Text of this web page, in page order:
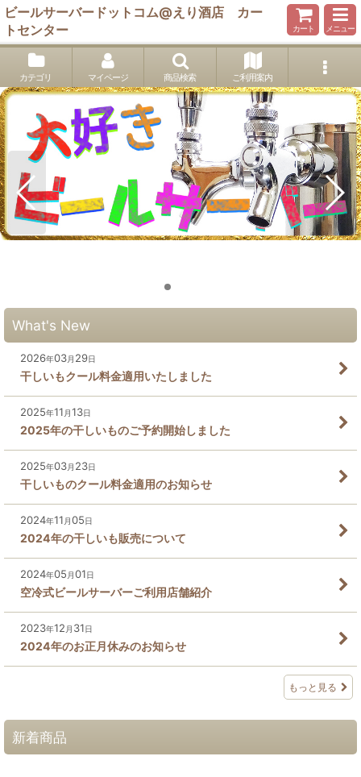
ビールサーバードットコム@えり酒店 カー
トセンター
カート メニュー
カテゴリ マイページ 商品検索 ご利用案内
What's New
2026年03月 29日
干しいもクール料金適用いたしました
2025年11 月13日
2025年の干しいものご予約開始しました
2025年03月 23日
干しいものクール料金適用のお知らせ
2024年11 月05日
2024年の干しいも販売について
2024年05 月01日
空冷式ビールサーバーご利用店舗紹介
2023年12 月 31日
2024年のお正月休みのお知らせ
もっと見る
新着商品